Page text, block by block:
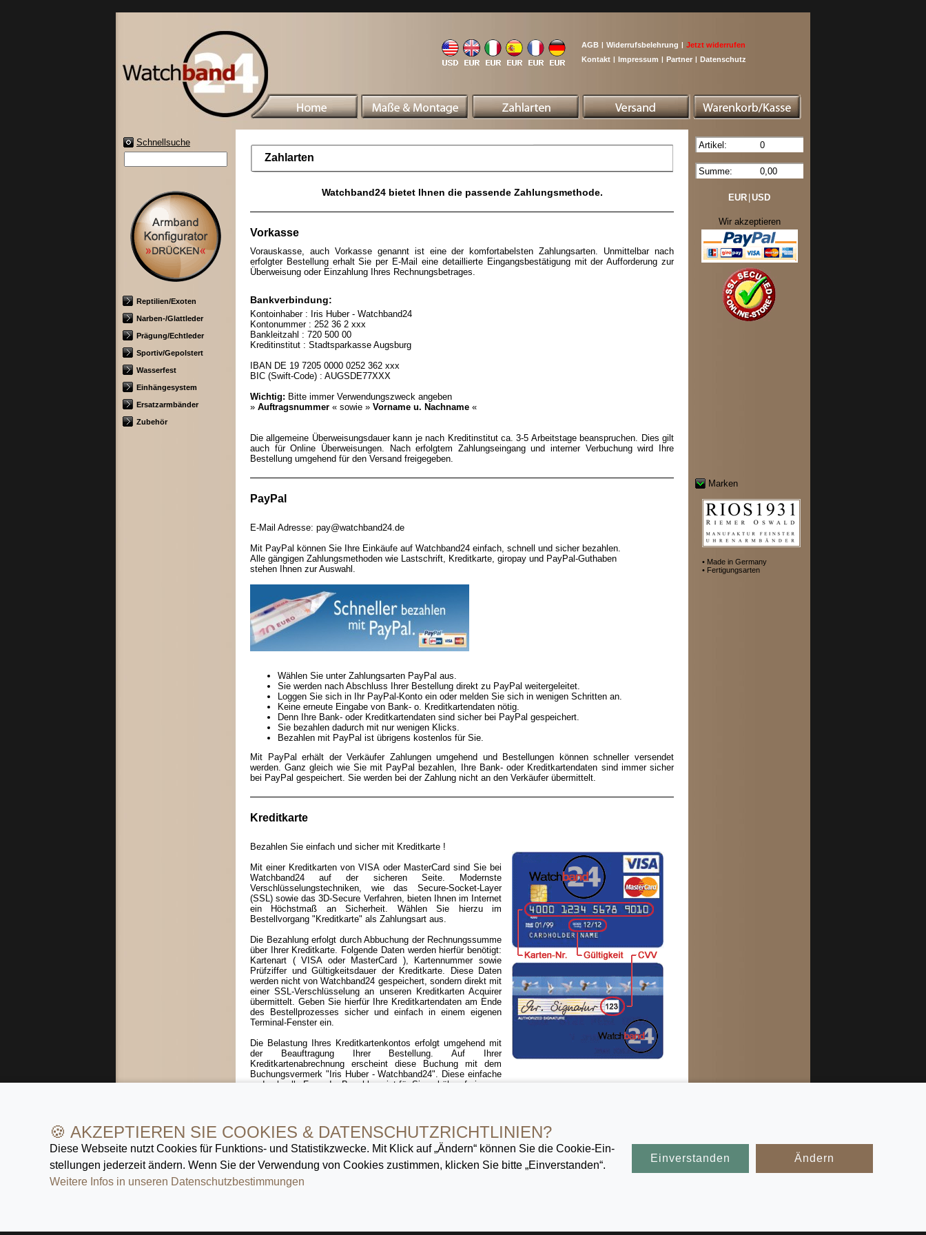
🍪 AKZEPTIEREN SIE COOKIES & DATENSCHUTZ­RICHTLINIEN?
Diese Webseite nutzt Cookies für Funktions- und Statistik­zwecke. Mit Klick auf „Ändern“ können Sie die Cookie-Ein­
stellungen jederzeit ändern. Wenn Sie der Verwendung von Cookies zustimmen, klicken Sie bitte „Einverstanden“.
Weitere Infos in unseren Datenschutz­bestimmungen
Einverstanden Ändern
AGB | Widerrufsbelehrung | Jetzt widerrufen
Kontakt | Impressum | Partner | Datenschutz
Schnellsuche
Reptilien/Exoten
Narben-/Glattleder
Prägung/Echtleder
Sportiv/Gepolstert
Wasserfest
Einhängesystem
Ersatzarmbänder
Zubehör
Zahlarten
Watchband24 bietet Ihnen die passende Zahlungsmethode.
Vorkasse
Vorauskasse, auch Vorkasse genannt ist eine der komfortabelsten Zahlungsarten. Unmittelbar nach
erfolgter Bestellung erhalt Sie per E-Mail eine detaillierte Eingangsbestätigung mit der Aufforderung zur
Überweisung oder Einzahlung Ihres Rechnungsbetrages.
Bankverbindung:
Kontoinhaber : Iris Huber - Watchband24
Kontonummer : 252 36 2 xxx
Bankleitzahl : 720 500 00
Kreditinstitut : Stadtsparkasse Augsburg
IBAN DE 19 7205 0000 0252 362 xxx
BIC (Swift-Code) : AUGSDE77XXX
Wichtig: Bitte immer Verwendungszweck angeben
» Auftragsnummer « sowie » Vorname u. Nachname «
Die allgemeine Überweisungsdauer kann je nach Kreditinstitut ca. 3-5 Arbeitstage beanspruchen. Dies gilt
auch für Online Überweisungen. Nach erfolgtem Zahlungseingang und interner Verbuchung wird Ihre
Bestellung umgehend für den Versand freigegeben.
PayPal
E-Mail Adresse: pay@watchband24.de
Mit PayPal können Sie Ihre Einkäufe auf Watchband24 einfach, schnell und sicher bezahlen.
Alle gängigen Zahlungsmethoden wie Lastschrift, Kreditkarte, giropay und PayPal-Guthaben
stehen Ihnen zur Auswahl.
Wählen Sie unter Zahlungsarten PayPal aus.
Sie werden nach Abschluss Ihrer Bestellung direkt zu PayPal weitergeleitet.
Loggen Sie sich in Ihr PayPal-Konto ein oder melden Sie sich in wenigen Schritten an.
Keine erneute Eingabe von Bank- o. Kreditkartendaten nötig.
Denn Ihre Bank- oder Kreditkartendaten sind sicher bei PayPal gespeichert.
Sie bezahlen dadurch mit nur wenigen Klicks.
Bezahlen mit PayPal ist übrigens kostenlos für Sie.
Mit PayPal erhält der Verkäufer Zahlungen umgehend und Bestellungen können schneller versendet
werden. Ganz gleich wie Sie mit PayPal bezahlen, Ihre Bank- oder Kreditkartendaten sind immer sicher
bei PayPal gespeichert. Sie werden bei der Zahlung nicht an den Verkäufer übermittelt.
Kreditkarte
Bezahlen Sie einfach und sicher mit Kreditkarte !
Mit einer Kreditkarten von VISA oder MasterCard sind Sie bei
Watchband24 auf der sicheren Seite. Modernste
Verschlüsselungstechniken, wie das Secure-Socket-Layer
(SSL) sowie das 3D-Secure Verfahren, bieten Ihnen im Internet
ein Höchstmaß an Sicherheit. Wählen Sie hierzu im
Bestellvorgang "Kreditkarte" als Zahlungsart aus.
Die Bezahlung erfolgt durch Abbuchung der Rechnungssumme
über Ihrer Kreditkarte. Folgende Daten werden hierfür benötigt:
Kartenart ( VISA oder MasterCard ), Kartennummer sowie
Prüfziffer und Gültigkeitsdauer der Kreditkarte. Diese Daten
werden nicht von Watchband24 gespeichert, sondern direkt mit
einer SSL-Verschlüsselung an unseren Kreditkarten Acquirer
übermittelt. Geben Sie hierfür Ihre Kreditkartendaten am Ende
des Bestellprozesses sicher und einfach in einem eigenen
Terminal-Fenster ein.
Die Belastung Ihres Kreditkartenkontos erfolgt umgehend mit
der Beauftragung Ihrer Bestellung. Auf Ihrer
Kreditkartenabrechnung erscheint diese Buchung mit dem
Buchungsvermerk "Iris Huber - Watchband24". Diese einfache
und schnelle Form der Bezahlung ist für Sie gebührenfrei.
»Zeit zu wechseln« Ihr neuesUhrenarmbandfinden Sie hier! WATCHBAND24 führt ausschließlich Uhrenarmbänder
namhafter Qualitätshersteller. Unser umfangreiches Angebot an
erstreckt sich vom preiswerten Lederarmband
über hochwertige Marken
ein ausgewähltes Sortiment an
Artikel: 0
Summe: 0,00
EUR USD
Wir akzeptieren
Marken
• Made in Germany
• Fertigungsarten